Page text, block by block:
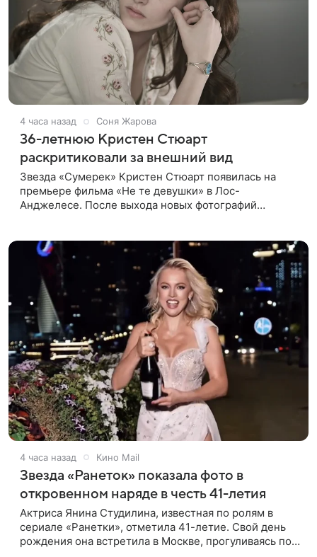
4 часа назад Соня Жарова
36-летнюю Кристен Стюарт
раскритиковали за внешний вид
Звезда «Сумерек» Кристен Стюарт появилась на
премьере фильма «Не те девушки» в Лос-
Анджелесе. После выхода новых фотографий
4 часа назад Кино Mail
Звезда «Ранеток» показала фото в
откровенном наряде в честь 41-летия
Актриса Янина Студилина, известная по ролям в
сериале «Ранетки», отметила 41-летие. Свой день
рождения она встретила в Москве, прогуливаясь по